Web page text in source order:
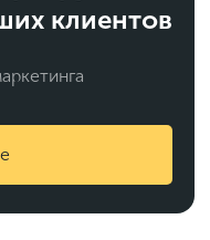
клиентов